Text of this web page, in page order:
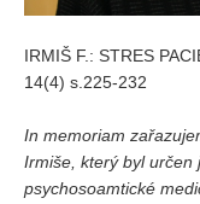
IRMIŠ F.: STRES
14(4) s.225-232
In memoriam
Irmiše, který byl určen
psychosoamtické